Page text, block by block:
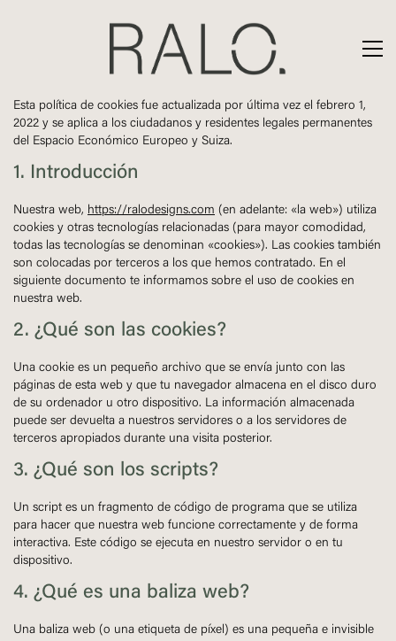
Esta política de cookies fue actualizada por última vez el febrero 1,
2022 y se aplica a los ciudadanos y residentes legales permanentes
del Espacio Económico Europeo y Suiza.
1. Introducción
Nuestra web, https://ralodesigns.com (en adelante: «la web») utiliza
cookies y otras tecnologías relacionadas (para mayor comodidad,
todas las tecnologías se denominan «cookies»). Las cookies también
son colocadas por terceros a los que hemos contratado. En el
siguiente documento te informamos sobre el uso de cookies en
nuestra web.
2. ¿Qué son las cookies?
Una cookie es un pequeño archivo que se envía junto con las
páginas de esta web y que tu navegador almacena en el disco duro
de su ordenador u otro dispositivo. La información almacenada
puede ser devuelta a nuestros servidores o a los servidores de
terceros apropiados durante una visita posterior.
3. ¿Qué son los scripts?
Un script es un fragmento de código de programa que se utiliza
para hacer que nuestra web funcione correctamente y de forma
interactiva. Este código se ejecuta en nuestro servidor o en tu
dispositivo.
4. ¿Qué es una baliza web?
Una baliza web (o una etiqueta de píxel) es una pequeña e invisible